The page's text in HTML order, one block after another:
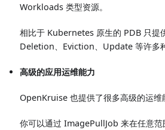
Workloads 类型资源。
相比于 Kubernetes 原生的 PDB 只
Deletion、Eviction、Update 等许多
高级的应用运维能力
OpenKruise 也提供了很多高级的运维
你可以通过 ImagePullJob 来在任意